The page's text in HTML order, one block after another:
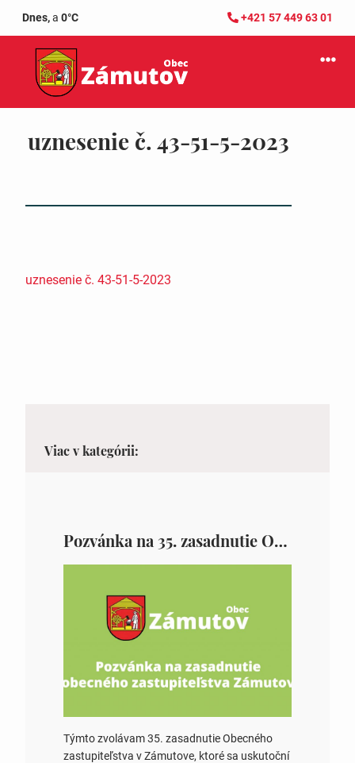
Dnes,a 0°C +421 57 449 63 01
uznesenie č. 43-51-5-2023
uznesenie č. 43-51-5-2023
Viac v kategórii:
Pozvánka na 35. zasadnutie OZ v Zámutove
Týmto zvolávam 35. zasadnutie Obecného
zastupiteľstva v Zámutove, ktoré sa uskutoční